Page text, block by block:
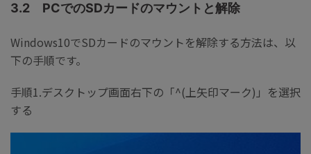
3.2 PCでのSDカードのマウントと解除
Windows10でSDカードのマウントを解除する方法は、以
下の手順です。
手順1.デスクトップ画面右下の「^(上矢印マーク)」を選択
する